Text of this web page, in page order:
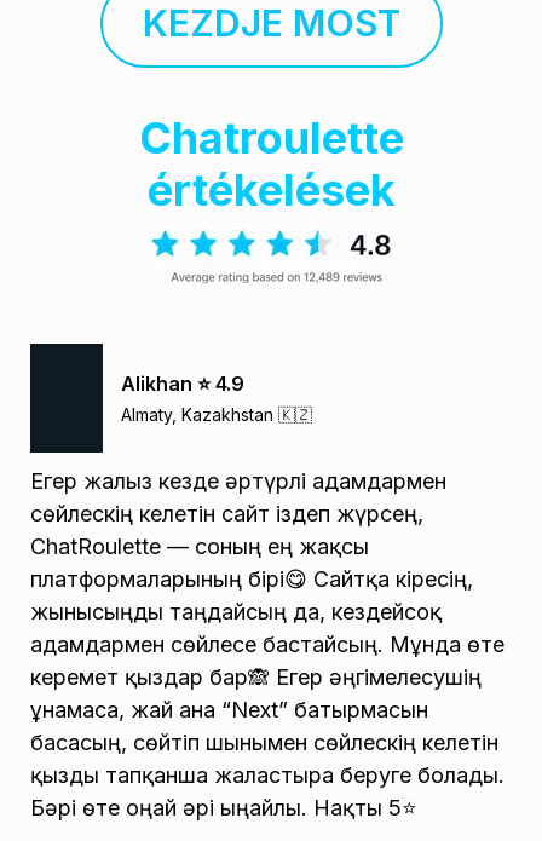
KEZDJE MOST
Chatroulette
értékelések
Alikhan ⭐️ 4.9
Almaty, Kazakhstan 🇰🇿
Егер жалғыз кезде әртүрлі адамдармен
сөйлескің келетін сайт іздеп жүрсең,
ChatRoulette — соның ең жақсы
платформаларының бірі😋 Сайтқа кіресің,
жынысыңды таңдайсың да, кездейсоқ
адамдармен сөйлесе бастайсың. Мұнда өте
керемет қыздар бар🙈 Егер әңгімелесушің
ұнамаса, жай ғана “Next” батырмасын
басасың, сөйтіп шынымен сөйлескің келетін
қызды тапқанша жалғастыра беруге болады.
Бәрі өте оңай әрі ыңғайлы. Нақты 5⭐️